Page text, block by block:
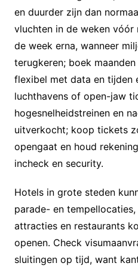
en duurder zijn dan
vluchten in de weken vóór
de week erna, wanneer
terugkeren; boek
flexibel met data en tijden
luchthavens of open-jaw
hogesnelheidstreinen en
uitverkocht; koop tickets
opengaat en houd
incheck en security.
Hotels in grote steden
parade- en
attracties en restaurants
openen. Check
sluitingen op tijd, want